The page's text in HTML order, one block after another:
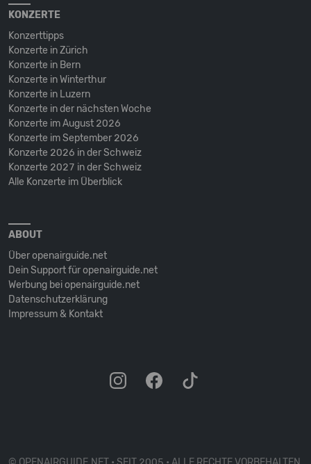
KONZERTE
Konzerttipps
Konzerte in Zürich
Konzerte in Bern
Konzerte in Winterthur
Konzerte in Luzern
Konzerte in der nächsten Woche
Konzerte im August 2026
Konzerte im September 2026
Konzerte 2026 in der Schweiz
Konzerte 2027 in der Schweiz
Alle Konzerte im Überblick
ABOUT
Über openairguide.net
Dein Support für openairguide.net
Werbung bei openairguide.net
Datenschutz­erklärung
Impressum & Kontakt